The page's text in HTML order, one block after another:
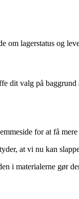
lagerstatus og
dit valg på
for at få
at vi nu kan
i materialerne gør